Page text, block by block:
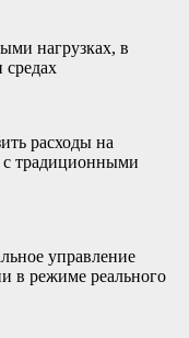
нагрузках, в
средах
расходы на
с традиционными
управление
в режиме реального